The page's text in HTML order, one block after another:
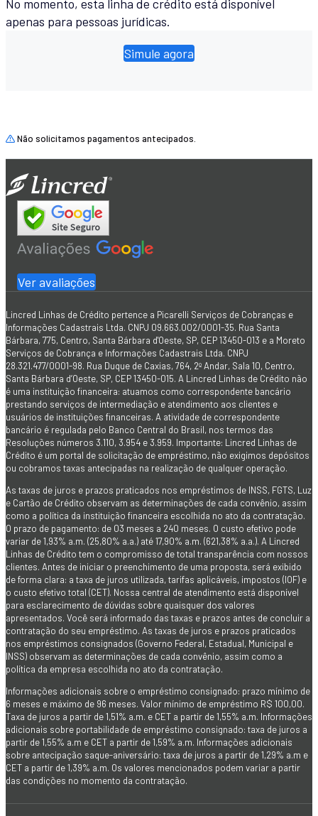
No momento, esta linha de crédito está disponível
apenas para pessoas jurídicas.
Simule agora
Não solicitamos pagamentos antecipados.
Ver avaliações
Lincred Linhas de Crédito pertence a Picarelli Serviços de Cobranças e
Informações Cadastrais Ltda. CNPJ 09.663.002/0001-35. Rua Santa
Bárbara, 775, Centro, Santa Bárbara d'Oeste, SP, CEP 13450-013 e a Moreto
Serviços de Cobrança e Informações Cadastrais Ltda. CNPJ
28.321.477/0001-98. Rua Duque de Caxias, 764, 2º Andar, Sala 10, Centro,
Santa Bárbara d’Oeste, SP, CEP 13450-015. A Lincred Linhas de Crédito não
é uma instituição financeira: atuamos como correspondente bancário
prestando serviços de intermediação e atendimento aos clientes e
usuários de instituições financeiras. A atividade de correspondente
bancário é regulada pelo Banco Central do Brasil, nos termos das
Resoluções números 3.110, 3.954 e 3.959. Importante: Lincred Linhas de
Crédito é um portal de solicitação de empréstimo, não exigimos depósitos
ou cobramos taxas antecipadas na realização de qualquer operação.
As taxas de juros e prazos praticados nos empréstimos de INSS, FGTS, Luz
e Cartão de Crédito observam as determinações de cada convênio, assim
como a política da instituição financeira escolhida no ato da contratação.
O prazo de pagamento: de 03 meses a 240 meses. O custo efetivo pode
variar de 1,93% a.m. (25,80% a.a.) até 17,90% a.m. (621,38% a.a.). A Lincred
Linhas de Crédito tem o compromisso de total transparência com nossos
clientes. Antes de iniciar o preenchimento de uma proposta, será exibido
de forma clara: a taxa de juros utilizada, tarifas aplicáveis, impostos (IOF) e
o custo efetivo total (CET). Nossa central de atendimento está disponível
para esclarecimento de dúvidas sobre quaisquer dos valores
apresentados. Você será informado das taxas e prazos antes de concluir a
contratação do seu empréstimo. As taxas de juros e prazos praticados
nos empréstimos consignados (Governo Federal, Estadual, Municipal e
INSS) observam as determinações de cada convênio, assim como a
política da empresa escolhida no ato da contratação.
Informações adicionais sobre o empréstimo consignado: prazo mínimo de
6 meses e máximo de 96 meses. Valor mínimo de empréstimo R$ 100,00.
Taxa de juros a partir de 1,51% a.m. e CET a partir de 1,55% a.m. Informações
adicionais sobre portabilidade de empréstimo consignado: taxa de juros a
partir de 1,55% a.m e CET a partir de 1,59% a.m. Informações adicionais
sobre antecipação saque-aniversário: taxa de juros a partir de 1,29% a.m e
CET a partir de 1,39% a.m. Os valores mencionados podem variar a partir
das condições no momento da contratação.